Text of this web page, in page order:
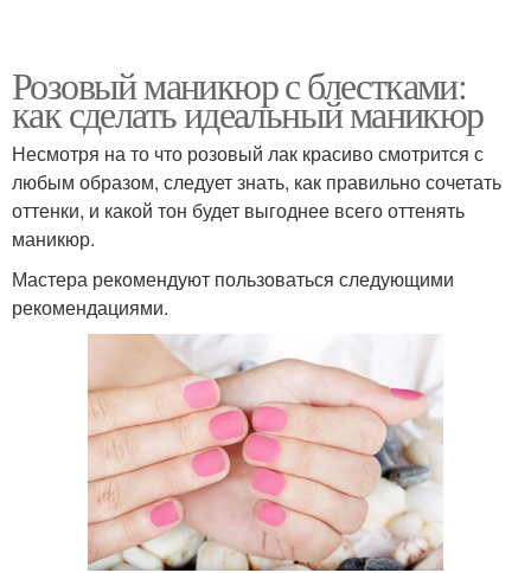
Розовый маникюр с блестками:
как сделать идеальный маникюр
Несмотря на то что розовый лак красиво смотрится с
любым образом, следует знать, как правильно сочетать
оттенки, и какой тон будет выгоднее всего оттенять
маникюр.
Мастера рекомендуют пользоваться следующими
рекомендациями.